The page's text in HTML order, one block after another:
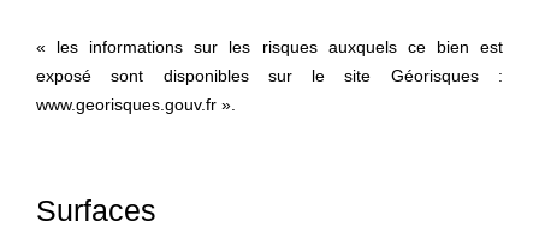
« les informations sur les risques auxquels ce bien est
exposé sont disponibles sur le site Géorisques :
www.georisques.gouv.fr ».
Surfaces